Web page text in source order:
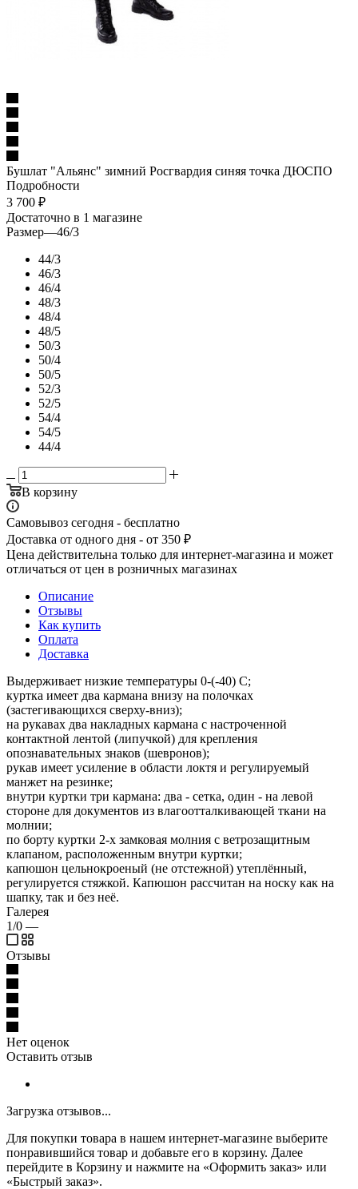
Бушлат "Альянс" зимний Росгвардия синяя точка ДЮСПО
Подробности
3 700 ₽
Достаточно в 1 магазине
Размер—46/3
44/3
46/3
46/4
48/3
48/4
48/5
50/3
50/4
50/5
52/3
52/5
54/4
54/5
44/4
В корзину
Самовывоз сегодня - бесплатно
Доставка от одного дня - от 350 ₽
Цена действительна только для интернет-магазина и может
отличаться от цен в розничных магазинах
Описание
Отзывы
Как купить
Оплата
Доставка
Выдерживает низкие температуры 0-(-40) С;
куртка имеет два кармана внизу на полочках
(застегивающихся сверху-вниз);
на рукавах два накладных кармана с настроченной
контактной лентой (липучкой) для крепления
опознавательных знаков (шевронов);
рукав имеет усиление в области локтя и регулируемый
манжет на резинке;
внутри куртки три кармана: два - сетка, один - на левой
стороне для документов из влагоотталкивающей ткани на
молнии;
по борту куртки 2-х замковая молния с ветрозащитным
клапаном, расположенным внутри куртки;
капюшон цельнокроеный (не отстежной) утеплённый,
регулируется стяжкой. Капюшон рассчитан на носку как на
шапку, так и без неё.
Галерея
1/0 —
Отзывы
Нет оценок
Оставить отзыв
Загрузка отзывов...
Для покупки товара в нашем интернет-магазине выберите
понравившийся товар и добавьте его в корзину. Далее
перейдите в Корзину и нажмите на «Оформить заказ» или
«Быстрый заказ».